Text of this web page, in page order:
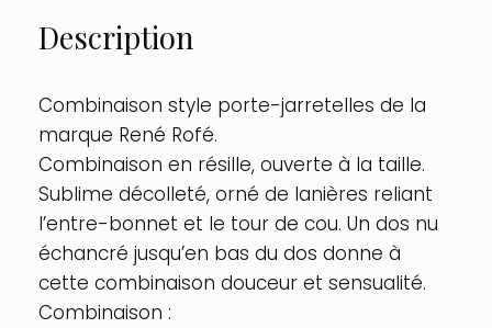
:
TU
OS,
Couleur
Noir
Description
Combinaison style porte-jarretelles de la
marque René Rofé.
Combinaison en résille, ouverte à la taille.
Sublime décolleté, orné de lanières reliant
l’entre-bonnet et le tour de cou. Un dos nu
échancré jusqu’en bas du dos donne à
cette combinaison douceur et sensualité.
Combinaison :